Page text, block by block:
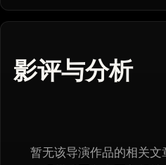
影评与分析
暂无该导演作品的相关文